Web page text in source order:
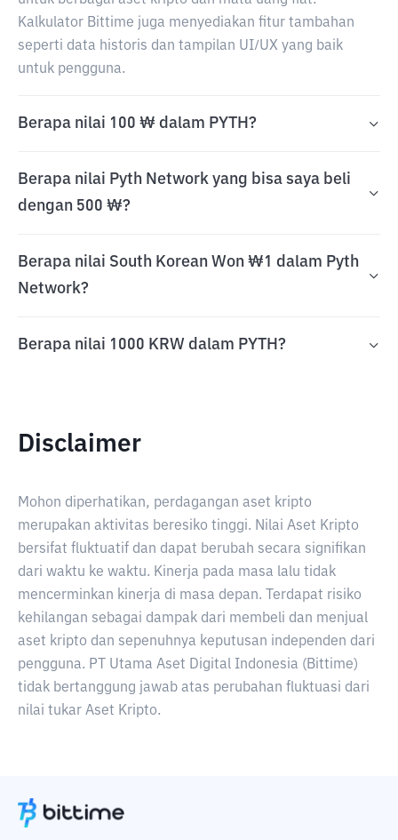
Kalkulator Bittime juga menyediakan fitur tambahan
seperti data historis dan tampilan UI/UX yang baik
untuk pengguna.
Berapa nilai 100 ₩ dalam PYTH?
Berapa nilai Pyth Network yang bisa saya beli
dengan 500 ₩?
Berapa nilai South Korean Won ₩1 dalam Pyth
Network?
Berapa nilai 1000 KRW dalam PYTH?
Disclaimer
Mohon diperhatikan, perdagangan aset kripto
merupakan aktivitas beresiko tinggi. Nilai Aset Kripto
bersifat fluktuatif dan dapat berubah secara signifikan
dari waktu ke waktu. Kinerja pada masa lalu tidak
mencerminkan kinerja di masa depan. Terdapat risiko
kehilangan sebagai dampak dari membeli dan menjual
aset kripto dan sepenuhnya keputusan independen dari
pengguna. PT Utama Aset Digital Indonesia (Bittime)
tidak bertanggung jawab atas perubahan fluktuasi dari
nilai tukar Aset Kripto.